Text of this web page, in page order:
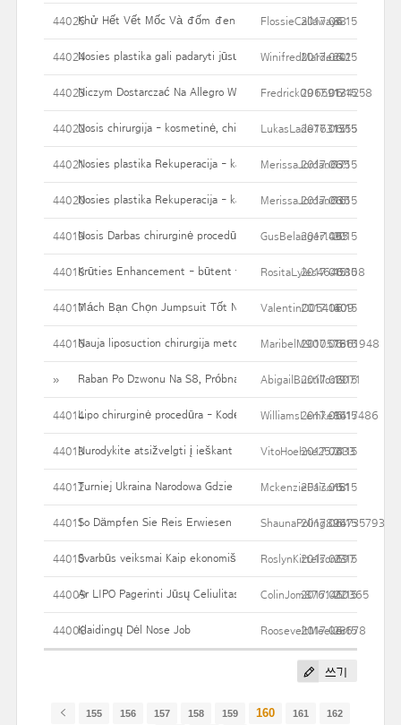
44025Khử Hết Vết Mốc Và đốm đen Li Ti Trên áo Quần Với Vài
FlossieCallaway4
2017.06.15
83
44024Nosies plastika gali padaryti jūsų veido Daug daugiau unikalių
WinifredMarden42
2017.06.15
20
44023Niczym Dostarczać Na Allegro Wyczyn Po Ruchu?
Fredrick09659134258
2017.06.15
17
44022Nosis chirurgija - kosmetinė, chirurginis gydymas, kuris pagerina
LukasLade7631355
2017.06.15
15
44021Nosies plastika Rekuperacija - kaip ilgas Ar reikia atgauti jėgas
MerissaJordan635
2017.06.15
17
44020Nosies plastika Rekuperacija - kaip ilgas Ar reikia atgauti jėgas
MerissaJordan635
2017.06.15
16
44019Nosis Darbas chirurginė procedūra - geriausių būdų pasirengti
GusBelanger1495
2017.06.15
20
44018Krūties Enhancement - būtent tai, ko jums reikia žinoti
RositaLyles4640808
2017.06.15
15
44017Mách Bạn Chọn Jumpsuit Tốt Nhất Cho Từng Dáng Người
ValentinO0541409
2017.06.15
60
44016Nauja liposuction chirurgija metodai labiau apibrėžta institucija
MaribelM90057661948
2017.06.15
18
» Raban Po Dzwonu Na S8, Próbna Sanitarka Dobiegła Wówczas
AbigailBustillos2071
2017.06.15
19
44014Lipo chirurginė procedūra - Kodėl kai kurie žmonės nepraeis po
WilliamsLemke8417486
2017.06.15
16
44013Nurodykite atsižvelgti į ieškant Ideal Nosis Darbas Doctor
VitoHoehne257433
2017.06.15
21
44012Turniej Ukraina Narodowa Gdzie Przeglądać Na Dynamicznie
MckenzieFaison51
2017.06.15
18
44011So Dämpfen Sie Reis Erwiesen ShaunaPoling894735793
2017.06.15
26
44010Svarbūs veiksmai Kaip ekonomiškas Rhinoplasty
RoslynKittelson197
2017.06.15
23
44009Ar LIPO Pagerinti Jūsų Celiulitas? ColinJom8761410365
2017.06.15
22
44008Klaidingų Dėl Nose Job RooseveltMeeker678
2017.06.15
28
쓰기
155 156 157 158 159 160 161 162